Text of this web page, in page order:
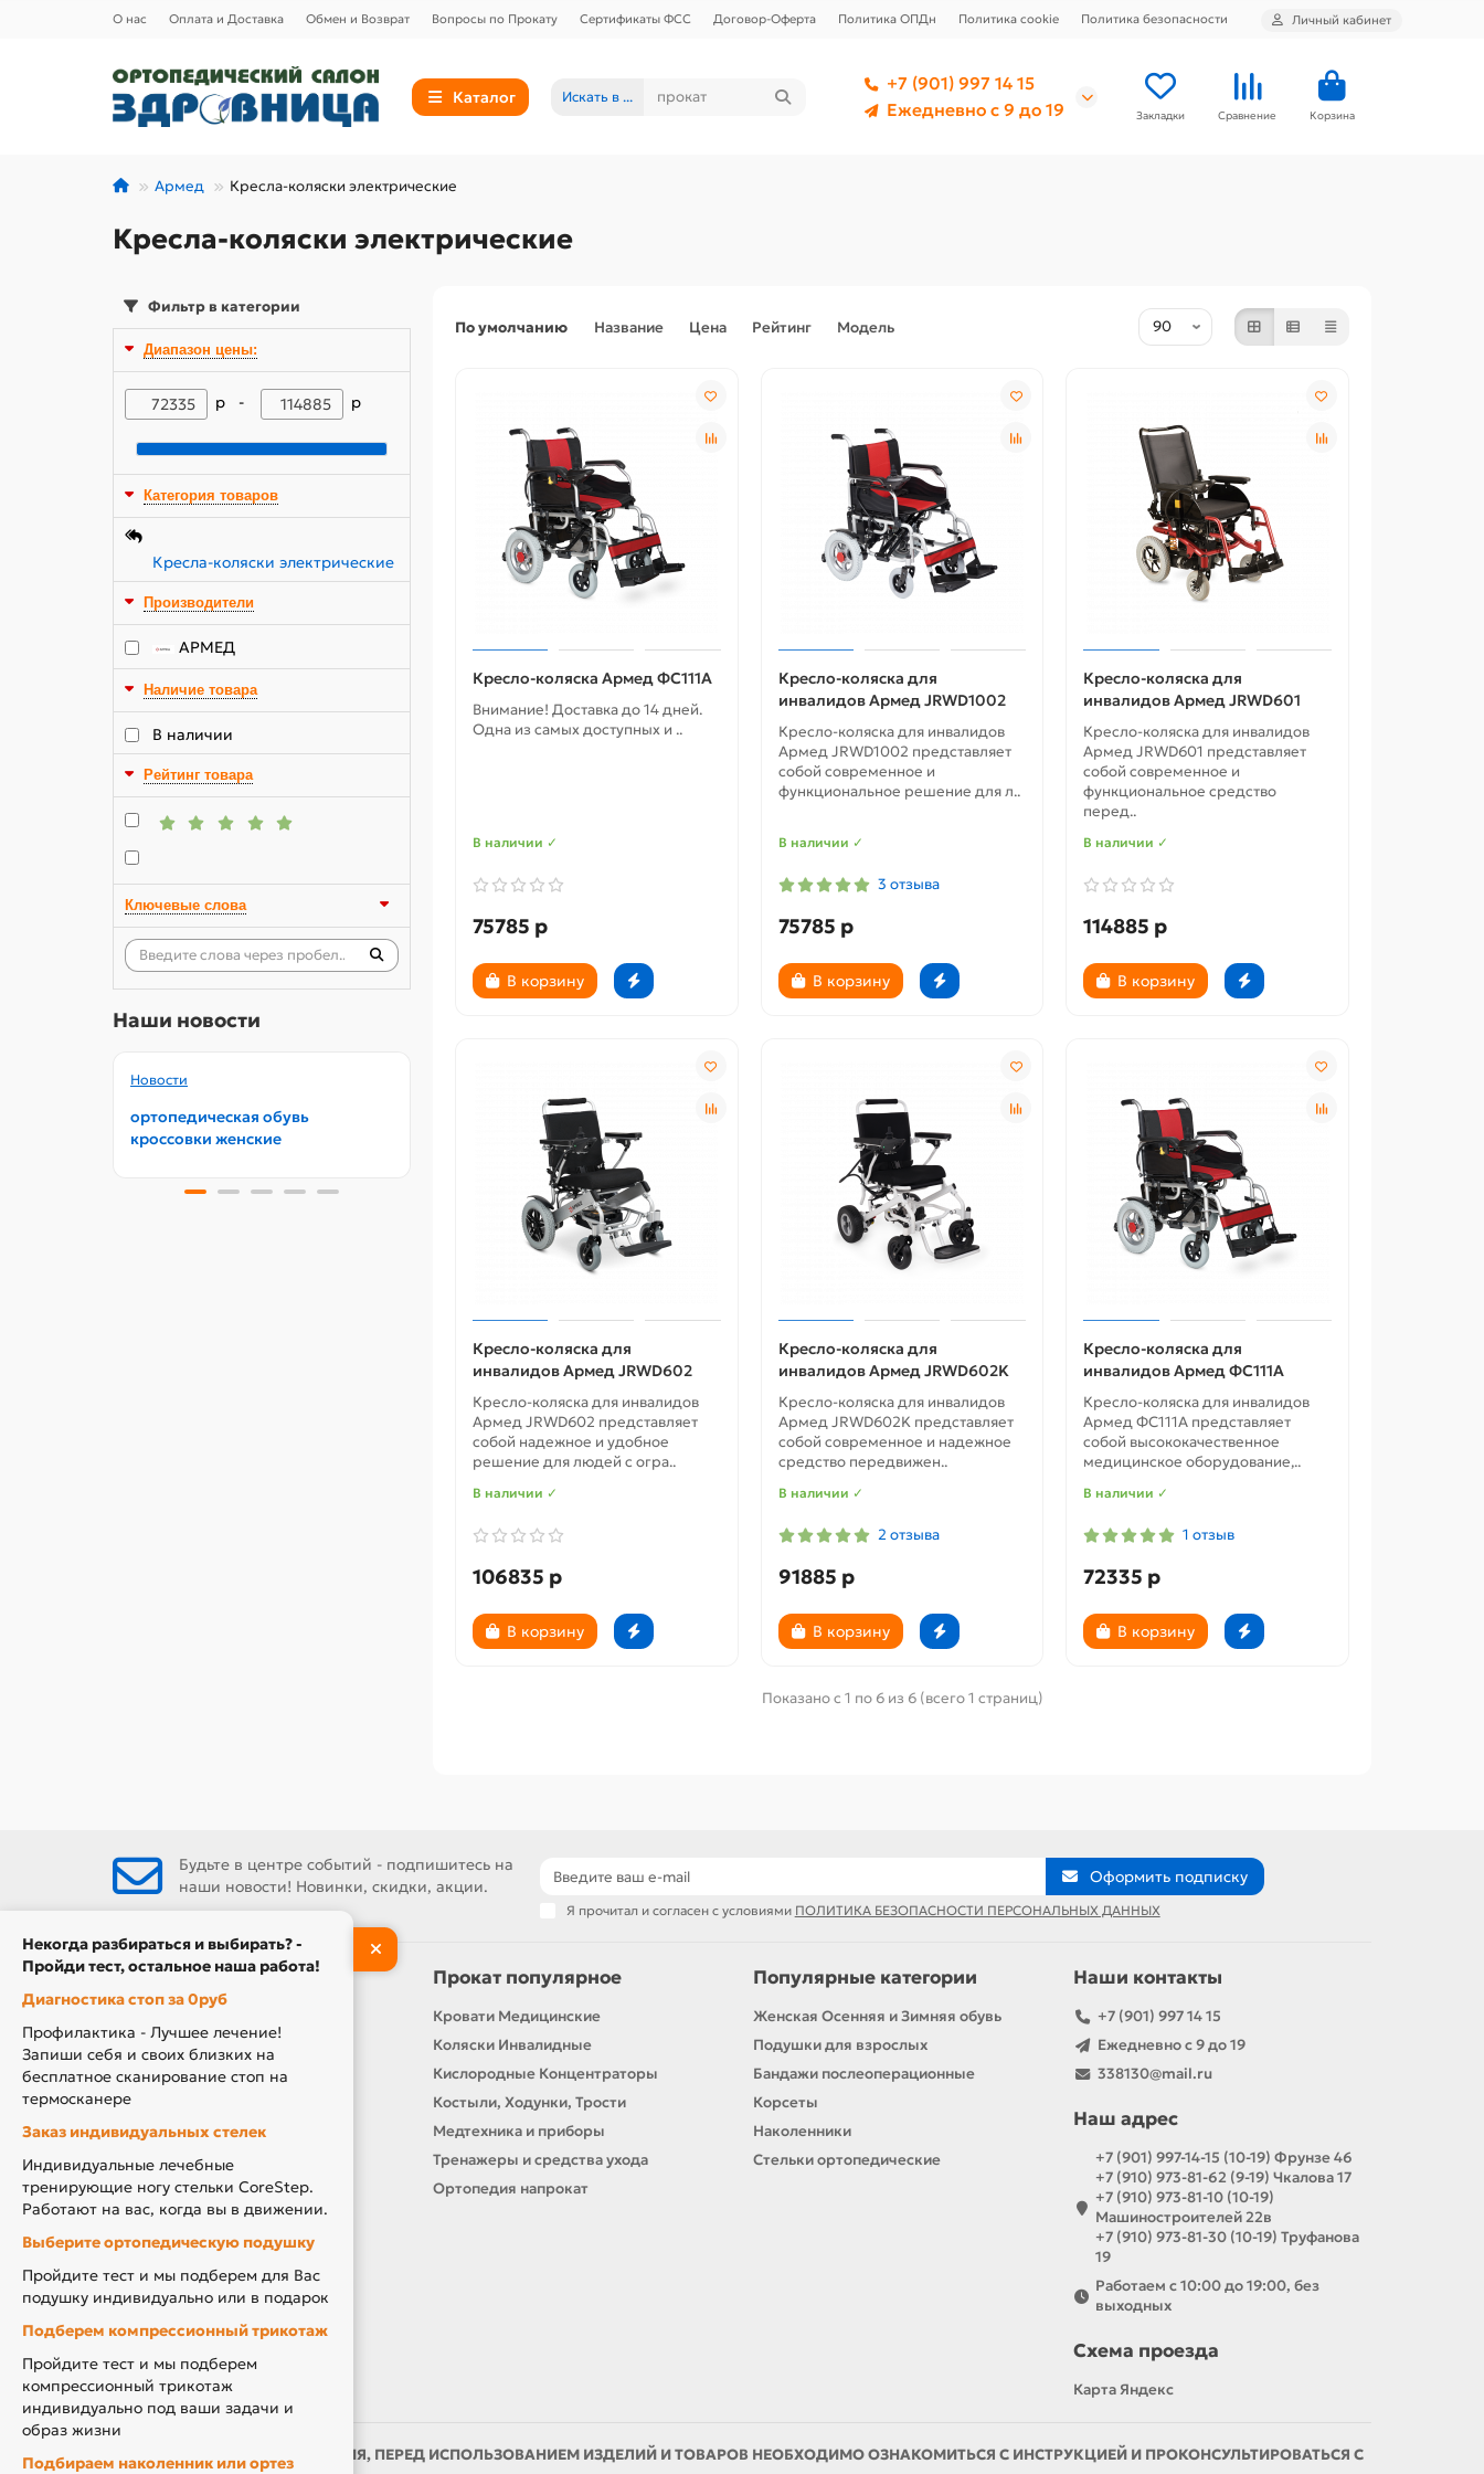
О нас Оплата и Доставка Обмен и Возврат Вопросы по Прокату Сертификаты ФСС Договор-Оферта Политика ОПДн Политика cookie Политика безопасности Личный кабинет
Каталог Искать в ...
+7 (901) 997 14 15
Ежедневно с 9 до 19
Закладки Сравнение Корзина
Армед Кресла-коляски электрические
Кресла-коляски электрические
Фильтр в категории
Диапазон цены:
р - р
Категория товаров
Кресла-коляски электрические
Производители
АРМЕД
Наличие товара
В наличии
Рейтинг товара
Ключевые слова
Наши новости
Новости
ортопедическая обувь
кроссовки женские
ортопедическая спортивная
обувь для женщин
ортопедическая обувь для
женщин кроссовки
кроссовки с ортопедической
стелькой женские
По умолчанию Название Цена Рейтинг Модель
Кресло-коляска Армед ФС111А
Внимание! Доставка до 14 дней.
Одна из самых доступных и ..
В наличии ✓
75785 р
В корзину
Кресло-коляска для
инвалидов Армед JRWD1002
Кресло-коляска для инвалидов
Армед JRWD1002 представляет
собой современное и
функциональное решение для л..
В наличии ✓
3 отзыва
75785 р
В корзину
Кресло-коляска для
инвалидов Армед JRWD601
Кресло-коляска для инвалидов
Армед JRWD601 представляет
собой современное и
функциональное средство
перед..
В наличии ✓
114885 р
В корзину
Кресло-коляска для
инвалидов Армед JRWD602
Кресло-коляска для инвалидов
Армед JRWD602 представляет
собой надежное и удобное
решение для людей с огра..
В наличии ✓
106835 р
В корзину
Кресло-коляска для
инвалидов Армед JRWD602K
Кресло-коляска для инвалидов
Армед JRWD602K представляет
собой современное и надежное
средство передвижен..
В наличии ✓
2 отзыва
91885 р
В корзину
Кресло-коляска для
инвалидов Армед ФС111А
Кресло-коляска для инвалидов
Армед ФС111А представляет
собой высококачественное
медицинское оборудование,..
В наличии ✓
1 отзыв
72335 р
В корзину
Показано с 1 по 6 из 6 (всего 1 страниц)
Будьте в центре событий - подпишитесь на
наши новости! Новинки, скидки, акции.
Оформить подписку
Я прочитал и согласен с условиями ПОЛИТИКА БЕЗОПАСНОСТИ ПЕРСОНАЛЬНЫХ ДАННЫХ
Информация
О нас
Производители
Новости
Оплата и доставка
Подарочный сертификат
Товары по Акции
Акция Вторая Жизнь
Акция Скидка за Отзыв
Компенсация за ТСР
Прокат популярное
Кровати Медицинские
Коляски Инвалидные
Кислородные Концентраторы
Костыли, Ходунки, Трости
Медтехника и приборы
Тренажеры и средства ухода
Ортопедия напрокат
Популярные категории
Женская Осенняя и Зимняя обувь
Подушки для взрослых
Бандажи послеоперационные
Корсеты
Наколенники
Стельки ортопедические
Наши контакты
+7 (901) 997 14 15
Ежедневно с 9 до 19
338130@mail.ru
Наш адрес
+7 (901) 997-14-15 (10-19) Фрунзе 46
+7 (910) 973-81-62 (9-19) Чкалова 17
+7 (910) 973-81-10 (10-19)
Машиностроителей 22в
+7 (910) 973-81-30 (10-19) Труфанова
19
Работаем с 10:00 до 19:00, без
выходных
Схема проезда
Карта Яндекс
ИМЕЮТСЯ ПРОТИВОПОКАЗАНИЯ, ПЕРЕД ИСПОЛЬЗОВАНИЕМ ИЗДЕЛИЙ И ТОВАРОВ НЕОБХОДИМО ОЗНАКОМИТЬСЯ С ИНСТРУКЦИЕЙ И ПРОКОНСУЛЬТИРОВАТЬСЯ С
Некогда разбираться и выбирать? -
Пройди тест, остальное наша работа!
Диагностика стоп за 0руб
Профилактика - Лучшее лечение!
Запиши себя и своих близких на
бесплатное сканирование стоп на
термосканере
Заказ индивидуальных стелек
Индивидуальные лечебные
тренирующие ногу стельки CoreStep.
Работают на вас, когда вы в движении.
Выберите ортопедическую подушку
Пройдите тест и мы подберем для Вас
подушку индивидуально или в подарок
Подберем компрессионный трикотаж
Пройдите тест и мы подберем
компрессионный трикотаж
индивидуально под ваши задачи и
образ жизни
Подбираем наколенник или ортез